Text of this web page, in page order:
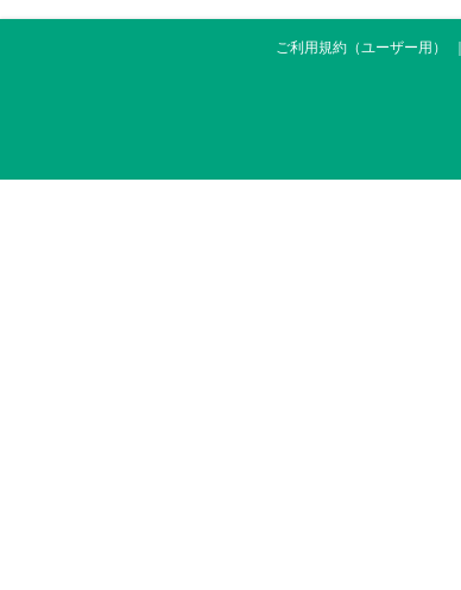
ご利用規約（ユーザー用）